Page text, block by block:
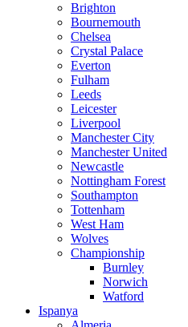
Brighton
Bournemouth
Chelsea
Crystal Palace
Everton
Fulham
Leeds
Leicester
Liverpool
Manchester City
Manchester United
Newcastle
Nottingham Forest
Southampton
Tottenham
West Ham
Wolves
Championship
Burnley
Norwich
Watford
Ispanya